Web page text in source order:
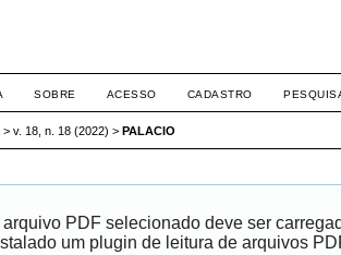
SOBRE ACESSO CADASTRO
> v. 18, n. 18 (2022) > PALACIO
arquivo PDF selecionado deve ser
um plugin de leitura de arquivos